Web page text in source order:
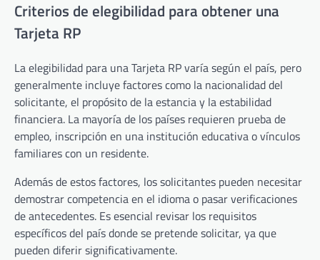
Criterios de elegibilidad para obtener una
Tarjeta RP
La elegibilidad para una Tarjeta RP varía según el país, pero
generalmente incluye factores como la nacionalidad del
solicitante, el propósito de la estancia y la estabilidad
financiera. La mayoría de los países requieren prueba de
empleo, inscripción en una institución educativa o vínculos
familiares con un residente.
Además de estos factores, los solicitantes pueden necesitar
demostrar competencia en el idioma o pasar verificaciones
de antecedentes. Es esencial revisar los requisitos
específicos del país donde se pretende solicitar, ya que
pueden diferir significativamente.